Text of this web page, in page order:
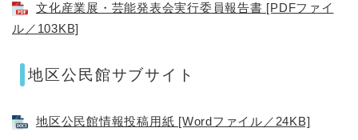
文化産業展・芸能発表会実行委員報告書 [PDFファイ
ル／103KB]
地区公民館サブサイト
地区公民館情報投稿用紙 [Wordファイル／24KB]